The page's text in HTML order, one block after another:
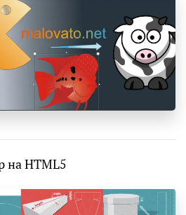
на HTML5